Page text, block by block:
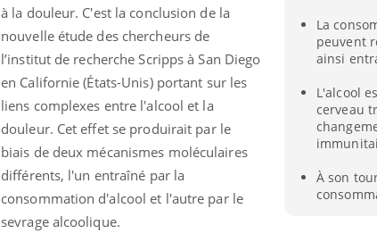
La
peuvent
ainsi
L'alcool
cerveau
À son
à la douleur. C'est la conclusion de la
nouvelle étude des chercheurs de
l’institut de recherche Scripps à San Diego
en Californie (États-Unis) portant sur les
liens complexes entre l'alcool et la
douleur. Cet effet se produirait par le
biais de deux mécanismes moléculaires
différents, l'un entraîné par la
consommation d'alcool et l'autre par le
sevrage alcoolique.
Les médicaments GLP-1
?
Cytomégalovirus : ce qui
change dans la prise en
charge des femmes
enceintes
La sieste empêche-t-elle
de dormir la nuit ?
tous les
elle enfin ?
Pourquoi
gâche-t-il
jours de
Fortes
pourquoi
noyade